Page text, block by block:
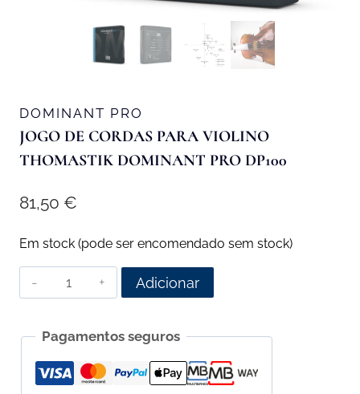
DOMINANT PRO
JOGO DE CORDAS PARA VIOLINO
THOMASTIK DOMINANT PRO DP100
81,50 €
Em stock (pode ser encomendado sem stock)
Quantidade
de
de
Cordas
para
Adicionar
Pagamentos seguros